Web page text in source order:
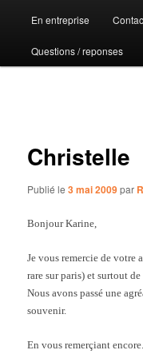
au
contenu
En entreprise
Questions / reponses
Christelle
Publié le3 mai 2009par
Bonjour Karine,
Je vous remercie de votre
rare sur paris) et surtout
Nous avons passé une
souvenir.
En vous remerçiant